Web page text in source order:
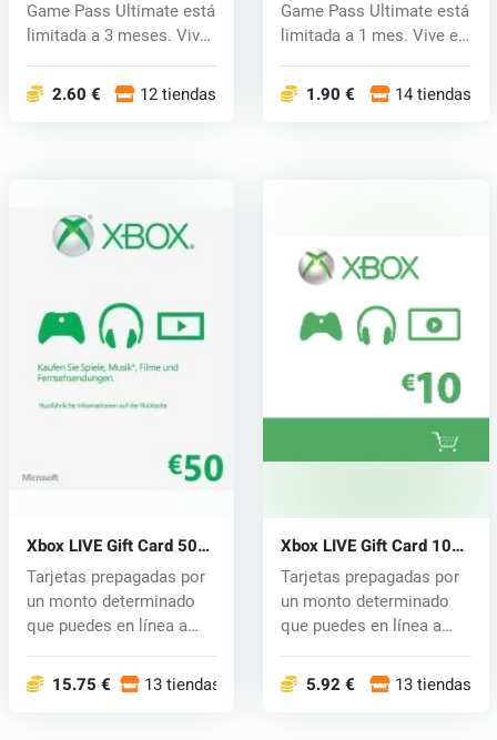
Game Pass Ultimate está
limitada a 3 meses. Vive
2.60 € 12 tiendas
Game Pass Ultimate está
limitada a 1 mes. Vive el
1.90 € 14 tiendas
Xbox LIVE Gift Card 50
EUR
Tarjetas prepagadas por
un monto determinado
que puedes en línea a
15.75 € 13 tiendas
Xbox LIVE Gift Card 10
EUR
Tarjetas prepagadas por
un monto determinado
que puedes en línea a
5.92 € 13 tiendas